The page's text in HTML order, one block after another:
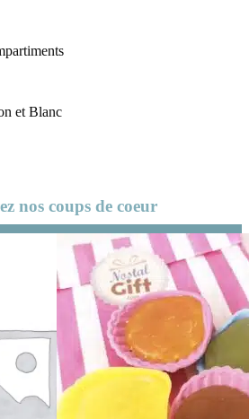
et Blanc
nos coups de coeur